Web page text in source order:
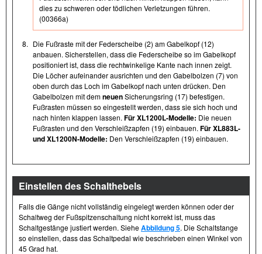
dies zu schweren oder tödlichen Verletzungen führen.
(00366a)
8. Die Fußraste mit der Federscheibe (2) am Gabelkopf (12)
anbauen. Sicherstellen, dass die Federscheibe so im Gabelkopf
positioniert ist, dass die rechtwinkelige Kante nach innen zeigt.
Die Löcher aufeinander ausrichten und den Gabelbolzen (7) von
oben durch das Loch im Gabelkopf nach unten drücken. Den
Gabelbolzen mit demneuenSicherungsring (17) befestigen.
Fußrasten müssen so eingestellt werden, dass sie sich hoch und
nach hinten klappen lassen. Für XL1200L-Modelle: Die neuen
Fußrasten und den Verschleißzapfen (19) einbauen. Für XL883L-
und XL1200N-Modelle: Den Verschleißzapfen (19) einbauen.
Einstellen des Schalthebels
Falls die Gänge nicht vollständig eingelegt werden können oder der
Schaltweg der Fußspitzenschaltung nicht korrekt ist, muss das
Schaltgestänge justiert werden. SieheAbbildung 5. Die Schaltstange
so einstellen, dass das Schaltpedal wie beschrieben einen Winkel von
45 Grad hat.